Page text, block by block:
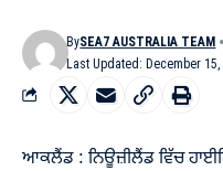
Last Updated: December 15,
BySEA7 AUSTRALIA TEAM
ਆਕਲੈਂਡ : ਨਿਊਜ਼ੀਲੈਂਡ ਵਿੱਚ